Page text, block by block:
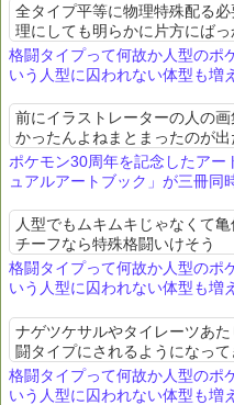
全タイプ平等に物理特殊配る
理にしても明らかに片方にば
のはダメに決まってんだろ。少
代じゃない。極端な例...
格闘タイプって何故か人型のポ
いう人型に囚われない体型も増
前にイラストレーターの人の
かったんよねまとまったのが
ポケモン30周年を記念したア
ュアルアートブック」が三冊同
人型でもムキムキじゃなくて
チーフなら特殊格闘いけそう
格闘タイプって何故か人型のポ
いう人型に囚われない体型も増
ナゲツケサルやタイレーツあ
闘タイプにされるようになっ
格闘タイプって何故か人型のポ
いう人型に囚われない体型も増